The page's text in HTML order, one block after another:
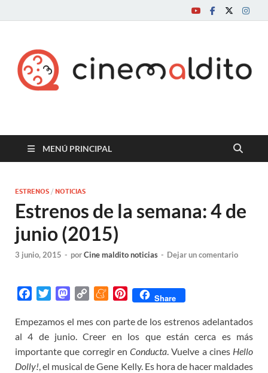
Cine maldito
MENÚ PRINCIPAL
ESTRENOS / NOTICIAS
Estrenos de la semana: 4 de
junio (2015)
3 junio, 2015 - porCine maldito noticias - Dejar un comentario
c
e
b
o
i
t
e
M
s
t
o
d
p
y
L
i
M
n
e
a
m
P
n
t
e
r
Share
Empezamos el mes con parte de los estrenos adelantados
al 4 de junio. Creer en los que están cerca es más
importante que corregir en Conducta. Vuelve a cines Hello
Dolly!, el musical de Gene Kelly. Es hora de hacer maldades